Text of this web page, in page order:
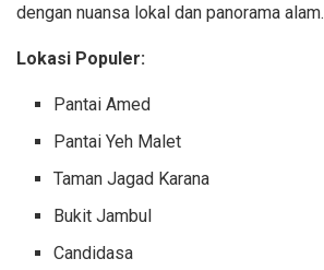
dengan nuansa lokal dan panorama alam.
Lokasi Populer:
Pantai Amed
Pantai Yeh Malet
Taman Jagad Karana
Bukit Jambul
Candidasa